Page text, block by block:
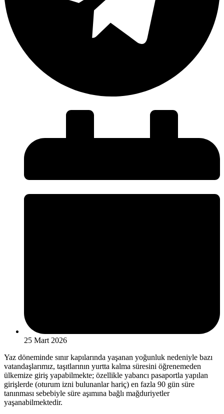
25 Mart 2026
Yaz döneminde sınır kapılarında yaşanan yoğunluk nedeniyle bazı
vatandaşlarımız, taşıtlarının yurtta kalma süresini öğrenemeden
ülkemize giriş yapabilmekte; özellikle yabancı pasaportla yapılan
girişlerde (oturum izni bulunanlar hariç) en fazla 90 gün süre
tanınması sebebiyle süre aşımına bağlı mağduriyetler
yaşanabilmektedir.